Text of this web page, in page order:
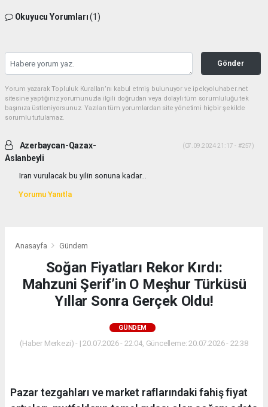
Okuyucu Yorumları(1)
Gönder
Yorum yazarak Topluluk Kuralları’nı kabul etmiş bulunuyor ve ipekyoluhaber.net
sitesine yaptığınız yorumunuzla ilgili doğrudan veya dolaylı tüm sorumluluğu tek
başınıza üstleniyorsunuz. Yazılan tüm yorumlardan site yönetimi hiçbir şekilde
sorumlu tutulamaz.
Azerbaycan-Qazax-
Aslanbeyli
(07.09.2024 21:17 - #257)
Iran vurulacak bu yilin sonuna kadar...
Yorumu Yanıtla
Anasayfa Gündem
Soğan Fiyatları Rekor Kırdı:
Mahzuni Şerif’in O Meşhur Türküsü
Yıllar Sonra Gerçek Oldu!
GÜNDEM
(Haber Merkezi) - | 20.07.2026 - 22:04, Güncelleme: 20.07.2026 - 22:38
Pazar tezgahları ve market raflarındaki fahiş fiyat